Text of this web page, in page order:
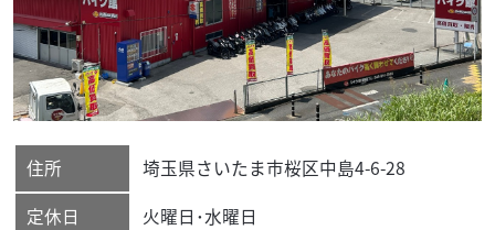
住所 埼玉県さいたま市桜区中島4-6-28
定休日
火曜日･水曜日